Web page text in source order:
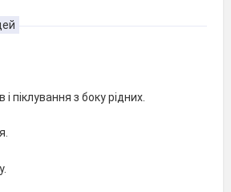
піклування з боку рідних.